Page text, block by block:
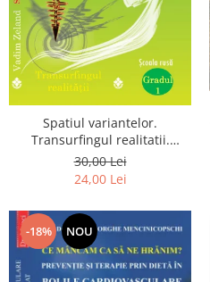
Spatiul variantelor.
Transurfingul realitatii.
Gradul 1. Cum sa ne
dezvoltam intuitia si sa ne
30,00 Lei
24,00 Lei
-18% NOU